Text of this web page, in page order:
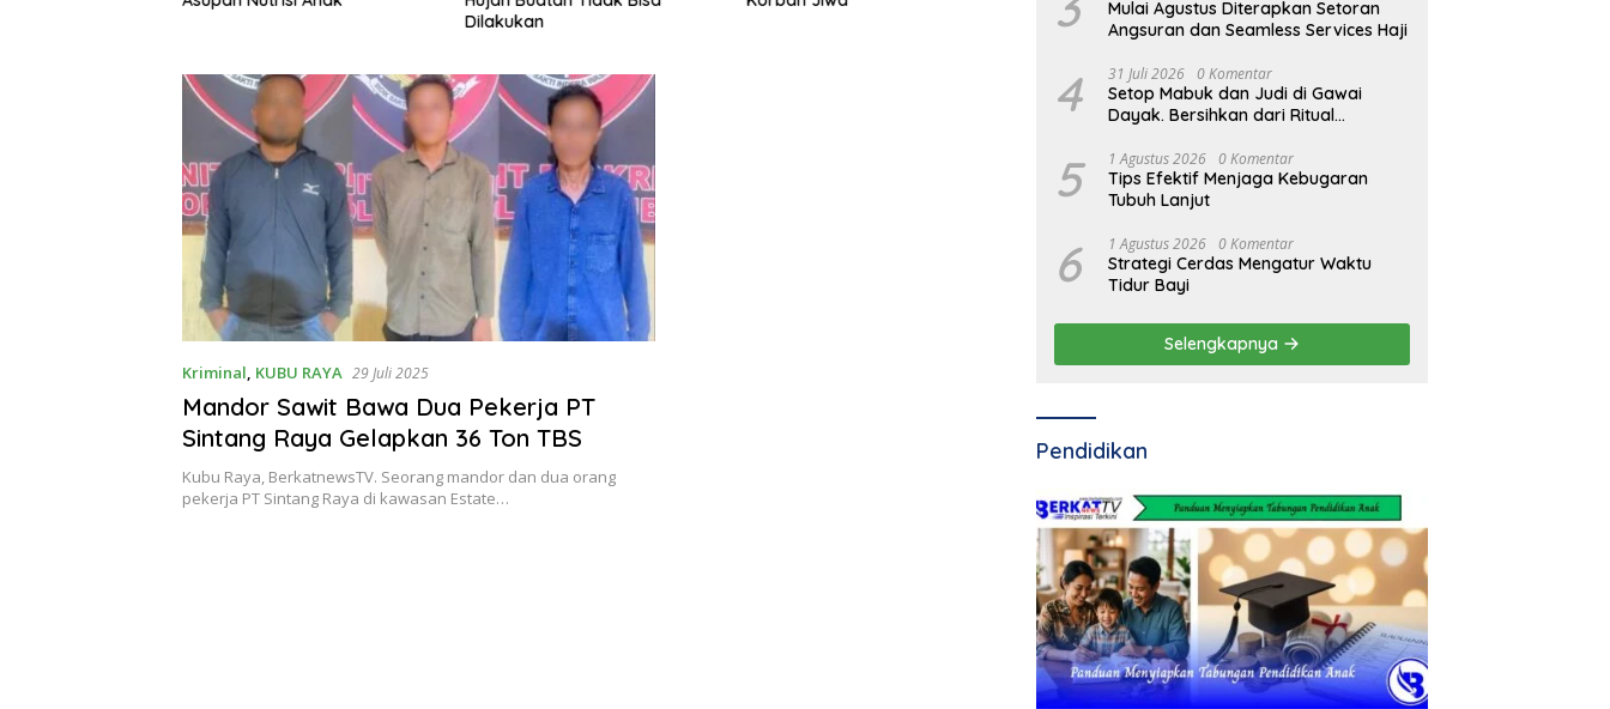
Dilakukan
dan Kelapa ke Wakil Ketua
Up Porprov
Kriminal, KUBU RAYA 29 Juli 2025
Mandor Sawit Bawa Dua Pekerja PT
Sintang Raya Gelapkan 36 Ton TBS
Kubu Raya, BerkatnewsTV. Seorang mandor dan dua orang
pekerja PT Sintang Raya di kawasan Estate…
Mulai Agustus Diterapkan Setoran
Angsuran dan Seamless Services Haji
4 31 Juli 2026 0 Komentar
Setop Mabuk dan Judi di Gawai
Dayak. Bersihkan dari Ritual
5 1 Agustus 2026 0 Komentar
Tips Efektif Menjaga Kebugaran
Tubuh Lanjut
6 1 Agustus 2026 0 Komentar
Strategi Cerdas Mengatur Waktu
Tidur Bayi
Selengkapnya
Pendidikan